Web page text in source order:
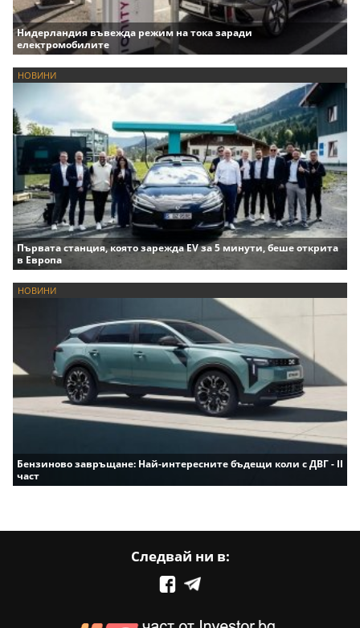
Нидерландия въвежда режим на тока заради
електромобилите
НОВИНИ
Първата станция, която зарежда EV за 5 минути, беше открита
в Европа
НОВИНИ
Бензиново завръщане: Най-интересните бъдещи коли с ДВГ - II
част
Следвай ни в: